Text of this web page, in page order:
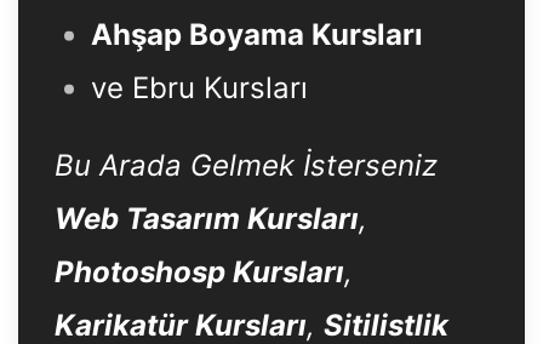
Ahşap Boyama Kursları
ve Ebru Kursları
Bu Arada Gelmek İsterseniz
Web Tasarım Kursları,
Photoshosp Kursları,
Karikatür Kursları, Sitilistlik